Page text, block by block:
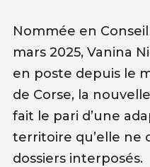
Nommée en
mars 2025, Vanina
en poste depuis le
de Corse, la
fait le pari d’une
territoire qu’elle ne
dossiers interposés.